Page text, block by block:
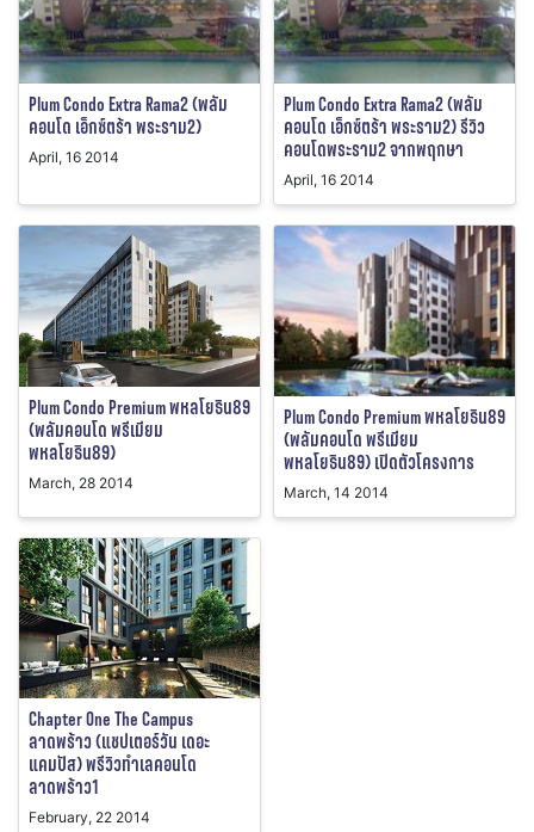
Plum Condo Extra Rama2 (พลัม
คอนโด เอ็กซ์ตร้า พระราม2)
April, 16 2014
Plum Condo Extra Rama2 (พลัม
คอนโด เอ็กซ์ตร้า พระราม2) รีวิว
คอนโดพระราม2 จากพฤกษา
April, 16 2014
Plum Condo Premium พหลโยธิน89
(พลัมคอนโด พรีเมียม
พหลโยธิน89)
March, 28 2014
Plum Condo Premium พหลโยธิน89
(พลัมคอนโด พรีเมียม
พหลโยธิน89) เปิดตัวโครงการ
March, 14 2014
Chapter One The Campus
ลาดพร้าว (แชปเตอร์วัน เดอะ
แคมปัส) พรีวิวทำเลคอนโด
ลาดพร้าว1
February, 22 2014